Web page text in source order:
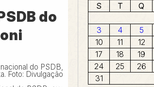
do
do PSDB,
Foto: Divulgação
S T Q
3
4 5
10
11 12
17
18 19
24
25 26
31